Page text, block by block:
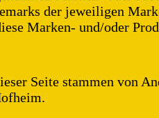
der jeweiligen
Marken- und/oder
Seite stammen von